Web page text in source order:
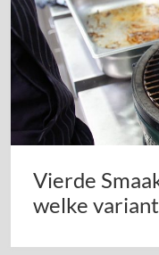
Vierde
welke